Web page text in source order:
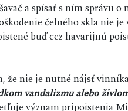
a spísať s ním správu o
čelného skla nie
buď cez havarijnú
že nie je nutné nájsť
vandalizmu alebo
význam pripoistenia